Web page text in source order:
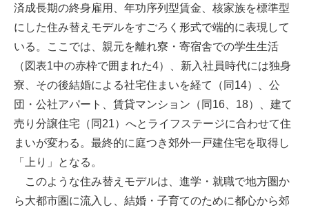
済成長期の終身雇用、年功序列型賃金、核家族を標準型
にした住み替えモデルをすごろく形式で端的に表現して
いる。ここでは、親元を離れ寮・寄宿舎での学生生活
（図表1中の赤枠で囲まれた4）、新入社員時代には独身
寮、その後結婚による社宅住まいを経て（同14）、公
団・公社アパート、賃貸マンション（同16、18）、建て
売り分譲住宅（同21）へとライフステージに合わせて住
まいが変わる。最終的に庭つき郊外一戸建住宅を取得し
「上り」となる。
このような住み替えモデルは、進学・就職で地方圏か
ら大都市圏に流入し、結婚・子育てのために都心から郊